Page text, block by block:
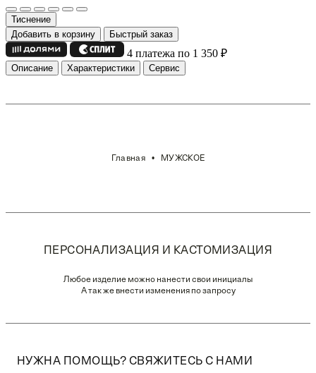
Тиснение
Добавить в корзину
Быстрый заказ
4 платежа по 1 350 ₽
Описание Характеристики Сервис
Главная МУЖСКОЕ
ПЕРСОНАЛИЗАЦИЯ И КАСТОМИЗАЦИЯ
Любое изделие можно нанести свои инициалы
А так же внести изменения по запросу
НУЖНА ПОМОЩЬ? СВЯЖИТЕСЬ С НАМИ